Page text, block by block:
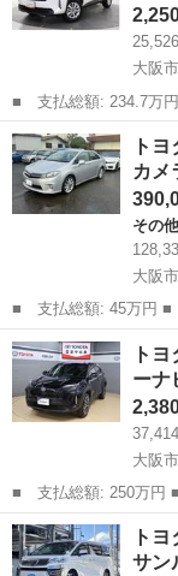
大阪市
■ 支払総額: 234.7万円 ■ 車両本体価格： 2,250,000 円 ■ メーカ
ー名： トヨタ ■ 車
ブリッドＧ メモリ
ＥＴＣ ...
大阪 大阪市
ト
カメ
その他
大阪市
■ 支払総額: 45万円 ■ 車両本体価格： 390,000 円 ■ メーカー
名： トヨタ ■ 車種
正アルミ バックカ
数： 4...
大阪 大阪市
ト
ー
大阪市
■ 支払総額: 250万円 ■ 車両本体価格： 2,380,000 円 ■ メーカー
名： トヨタ ■ 車種
リッドＺ メモリー
ＴＣ ＬＥ...
大阪 大阪市
ト
サン